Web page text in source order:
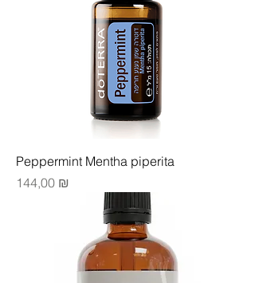
Peppermint Mentha piperita
Цена
144,00 ₪